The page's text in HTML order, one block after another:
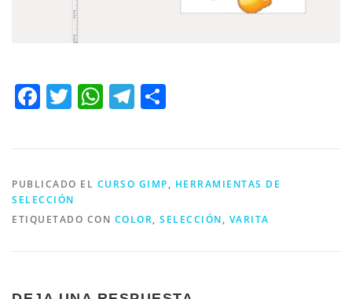
Facebook
Twitter
WhatsApp
Telegram
PUBLICADO EL CURSO GIMP, HERRAMIENTAS DE
SELECCIÓN
ETIQUETADO CON COLOR, SELECCIÓN, VARITA